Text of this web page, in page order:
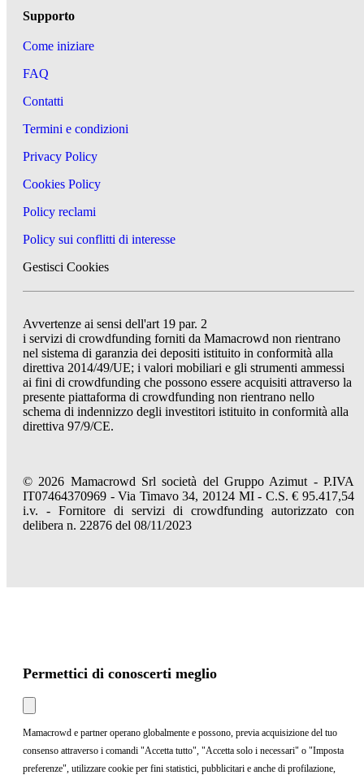
Supporto
Come iniziare
FAQ
Contatti
Termini e condizioni
Privacy Policy
Cookies Policy
Policy reclami
Policy sui conflitti di interesse
Gestisci Cookies
Avvertenze ai sensi dell'art 19 par. 2
i servizi di crowdfunding forniti da Mamacrowd non rientrano
nel sistema di garanzia dei depositi istituito in conformità alla
direttiva 2014/49/UE; i valori mobiliari e gli strumenti ammessi
ai fini di crowdfunding che possono essere acquisiti attraverso la
presente piattaforma di crowdfunding non rientrano nello
schema di indennizzo degli investitori istituito in conformità alla
direttiva 97/9/CE.
© 2026 Mamacrowd Srl società del Gruppo Azimut - P.IVA
IT07464370969 - Via Timavo 34, 20124 MI - C.S. € 95.417,54
i.v. - Fornitore di servizi di crowdfunding autorizzato con
delibera n. 22876 del 08/11/2023
Permettici di conoscerti meglio
Mamacrowd e partner operano globalmente e possono, previa acquisizione del tuo
consenso attraverso i comandi "Accetta tutto", "Accetta solo i necessari" o "Imposta
preferenze", utilizzare cookie per fini statistici, pubblicitari e anche di profilazione,